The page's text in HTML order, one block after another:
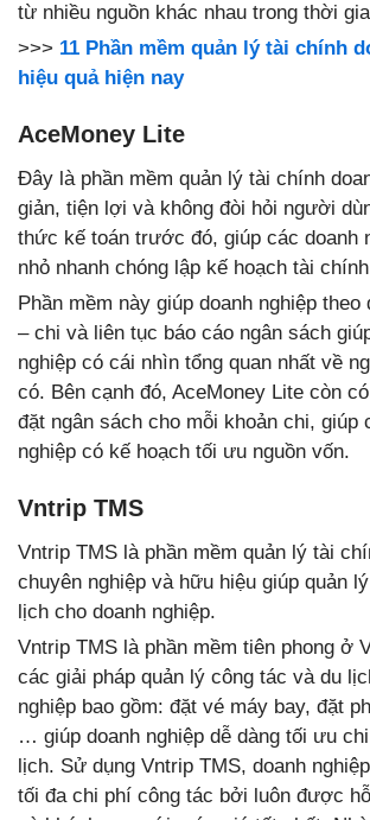
từ nhiều nguồn khác nhau trong thời
>>> 11 Phần mềm quản lý tài chính
hiệu quả hiện nay
AceMoney Lite
Đây là phần mềm quản lý tài chính
giản, tiện lợi và không đòi hỏi người
thức kế toán trước đó, giúp các doanh
nhỏ nhanh chóng lập kế hoạch tài
Phần mềm này giúp doanh nghiệp theo
– chi và liên tục báo cáo ngân sách
nghiệp có cái nhìn tổng quan nhất về
có. Bên cạnh đó, AceMoney Lite còn
đặt ngân sách cho mỗi khoản chi, giúp
nghiệp có kế hoạch tối ưu nguồn vốn.
Vntrip TMS
Vntrip TMS là phần mềm quản lý tài
chuyên nghiệp và hữu hiệu giúp quản
lịch cho doanh nghiệp.
Vntrip TMS là phần mềm tiên phong ở
các giải pháp quản lý công tác và du
nghiệp bao gồm: đặt vé máy bay, đặt
… giúp doanh nghiệp dễ dàng tối ưu
lịch. Sử dụng Vntrip TMS, doanh
tối đa chi phí công tác bởi luôn được